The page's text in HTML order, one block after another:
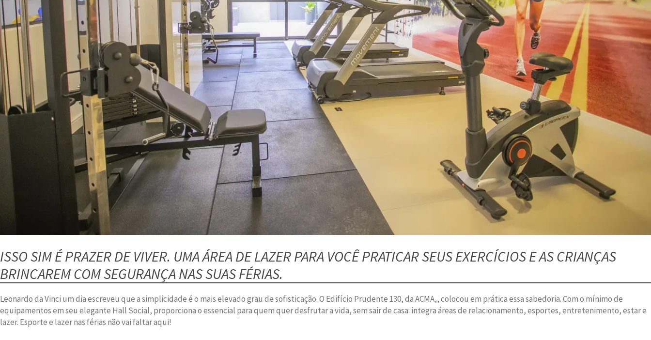
ISSO SIM É PRAZER DE VIVER. UMA ÁREA DE LAZER PARA VOCÊ PRATICAR SEUS EXERCÍCIOS E AS CRIANÇAS
BRINCAREM COM SEGURANÇA NAS SUAS FÉRIAS.
Leonardo da Vinci um dia escreveu que a simplicidade é o mais elevado grau de sofisticação. O Edifício Prudente 130, da ACMA,, colocou em prática essa sabedoria. Com o mínimo de
equipamentos em seu elegante Hall Social, proporciona o essencial para quem quer desfrutar a vida, sem sair de casa: integra áreas de relacionamento, esportes, entretenimento, estar e
lazer. Esporte e lazer nas férias não vai faltar aqui!